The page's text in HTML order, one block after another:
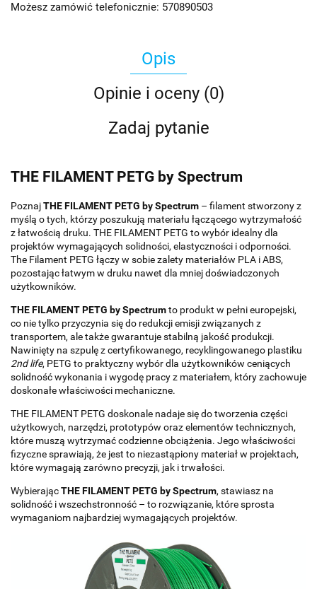
Możesz zamówić telefonicznie: 570890503
Opis
Opinie i oceny (0)
Zadaj pytanie
THE FILAMENT PETG by Spectrum
PoznajTHE FILAMENT PETG by Spectrum – filament stworzony z
myślą o tych, którzy poszukują materiału łączącego wytrzymałość
z łatwością druku. THE FILAMENT PETG to wybór idealny dla
projektów wymagających solidności, elastyczności i odporności.
The Filament PETG łączy w sobie zalety materiałów PLA i ABS,
pozostając łatwym w druku nawet dla mniej doświadczonych
użytkowników.
THE FILAMENT PETG by Spectrumto produkt w pełni europejski,
co nie tylko przyczynia się do redukcji emisji związanych z
transportem, ale także gwarantuje stabilną jakość produkcji.
Nawinięty na szpulę z certyfikowanego, recyklingowanego plastiku
2nd life, PETG to praktyczny wybór dla użytkowników ceniących
solidność wykonania i wygodę pracy z materiałem, który zachowuje
doskonałe właściwości mechaniczne.
THE FILAMENT PETG doskonale nadaje się do tworzenia części
użytkowych, narzędzi, prototypów oraz elementów technicznych,
które muszą wytrzymać codzienne obciążenia. Jego właściwości
fizyczne sprawiają, że jest to niezastąpiony materiał w projektach,
które wymagają zarówno precyzji, jak i trwałości.
WybierającTHE FILAMENT PETG by Spectrum, stawiasz na
solidność i wszechstronność – to rozwiązanie, które sprosta
wymaganiom najbardziej wymagających projektów.